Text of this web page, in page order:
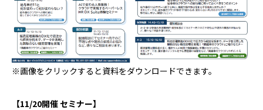
※画像をクリックすると資料をダウンロードできます。
【11/20開催 セミナー】